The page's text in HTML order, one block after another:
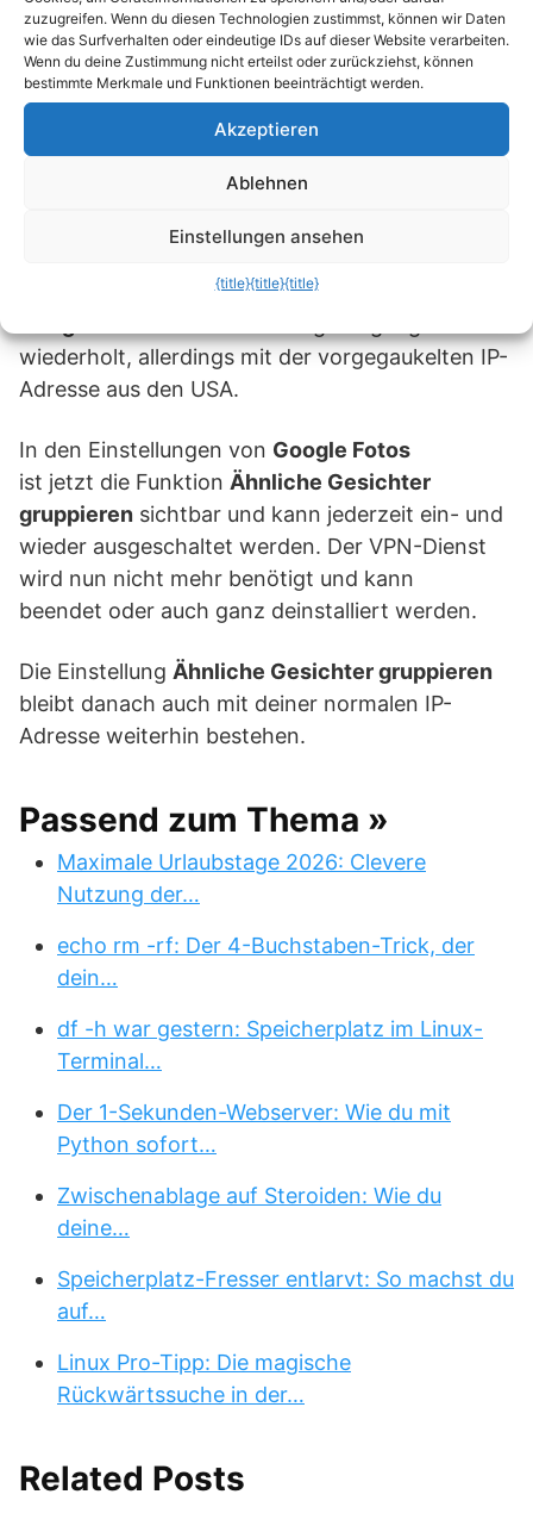
und kaum wahrnehmbare
Geschwindigkeitseinbußen.
Bei Google Fotos
wieder einloggen
einen amerikanischen Server und starte die App
wiederholt, allerdings mit der vorgegaukelten IP-
Adresse aus den USA.
In den Einstellungen von Google Fotos
ist jetzt die Funktion Ähnliche Gesichter
gruppieren sichtbar und kann jederzeit ein- und
wieder ausgeschaltet werden. Der VPN-Dienst
wird nun nicht mehr benötigt und kann
beendet oder auch ganz deinstalliert werden.
Die Einstellung Ähnliche Gesichter gruppieren
bleibt danach auch mit deiner normalen IP-
Adresse weiterhin bestehen.
Passend zum Thema »
Maximale Urlaubstage 2026: Clevere
Nutzung der…
echo rm -rf: Der 4-Buchstaben-Trick, der
dein…
df -h war gestern: Speicherplatz im Linux-
Terminal…
Der 1-Sekunden-Webserver: Wie du mit
Python sofort…
Zwischenablage auf Steroiden: Wie du
deine…
Speicherplatz-Fresser entlarvt: So machst du
auf…
Linux Pro-Tipp: Die magische
Rückwärtssuche in der…
Related Posts
zuzugreifen. Wenn du diesen Technologien zustimmst, können wir Daten
wie das Surfverhalten oder eindeutige IDs auf dieser Website verarbeiten.
Wenn du deine Zustimmung nicht erteilst oder zurückziehst, können
bestimmte Merkmale und Funktionen beeinträchtigt werden.
Akzeptieren
Ablehnen
Einstellungen ansehen
{title}{title}{title}